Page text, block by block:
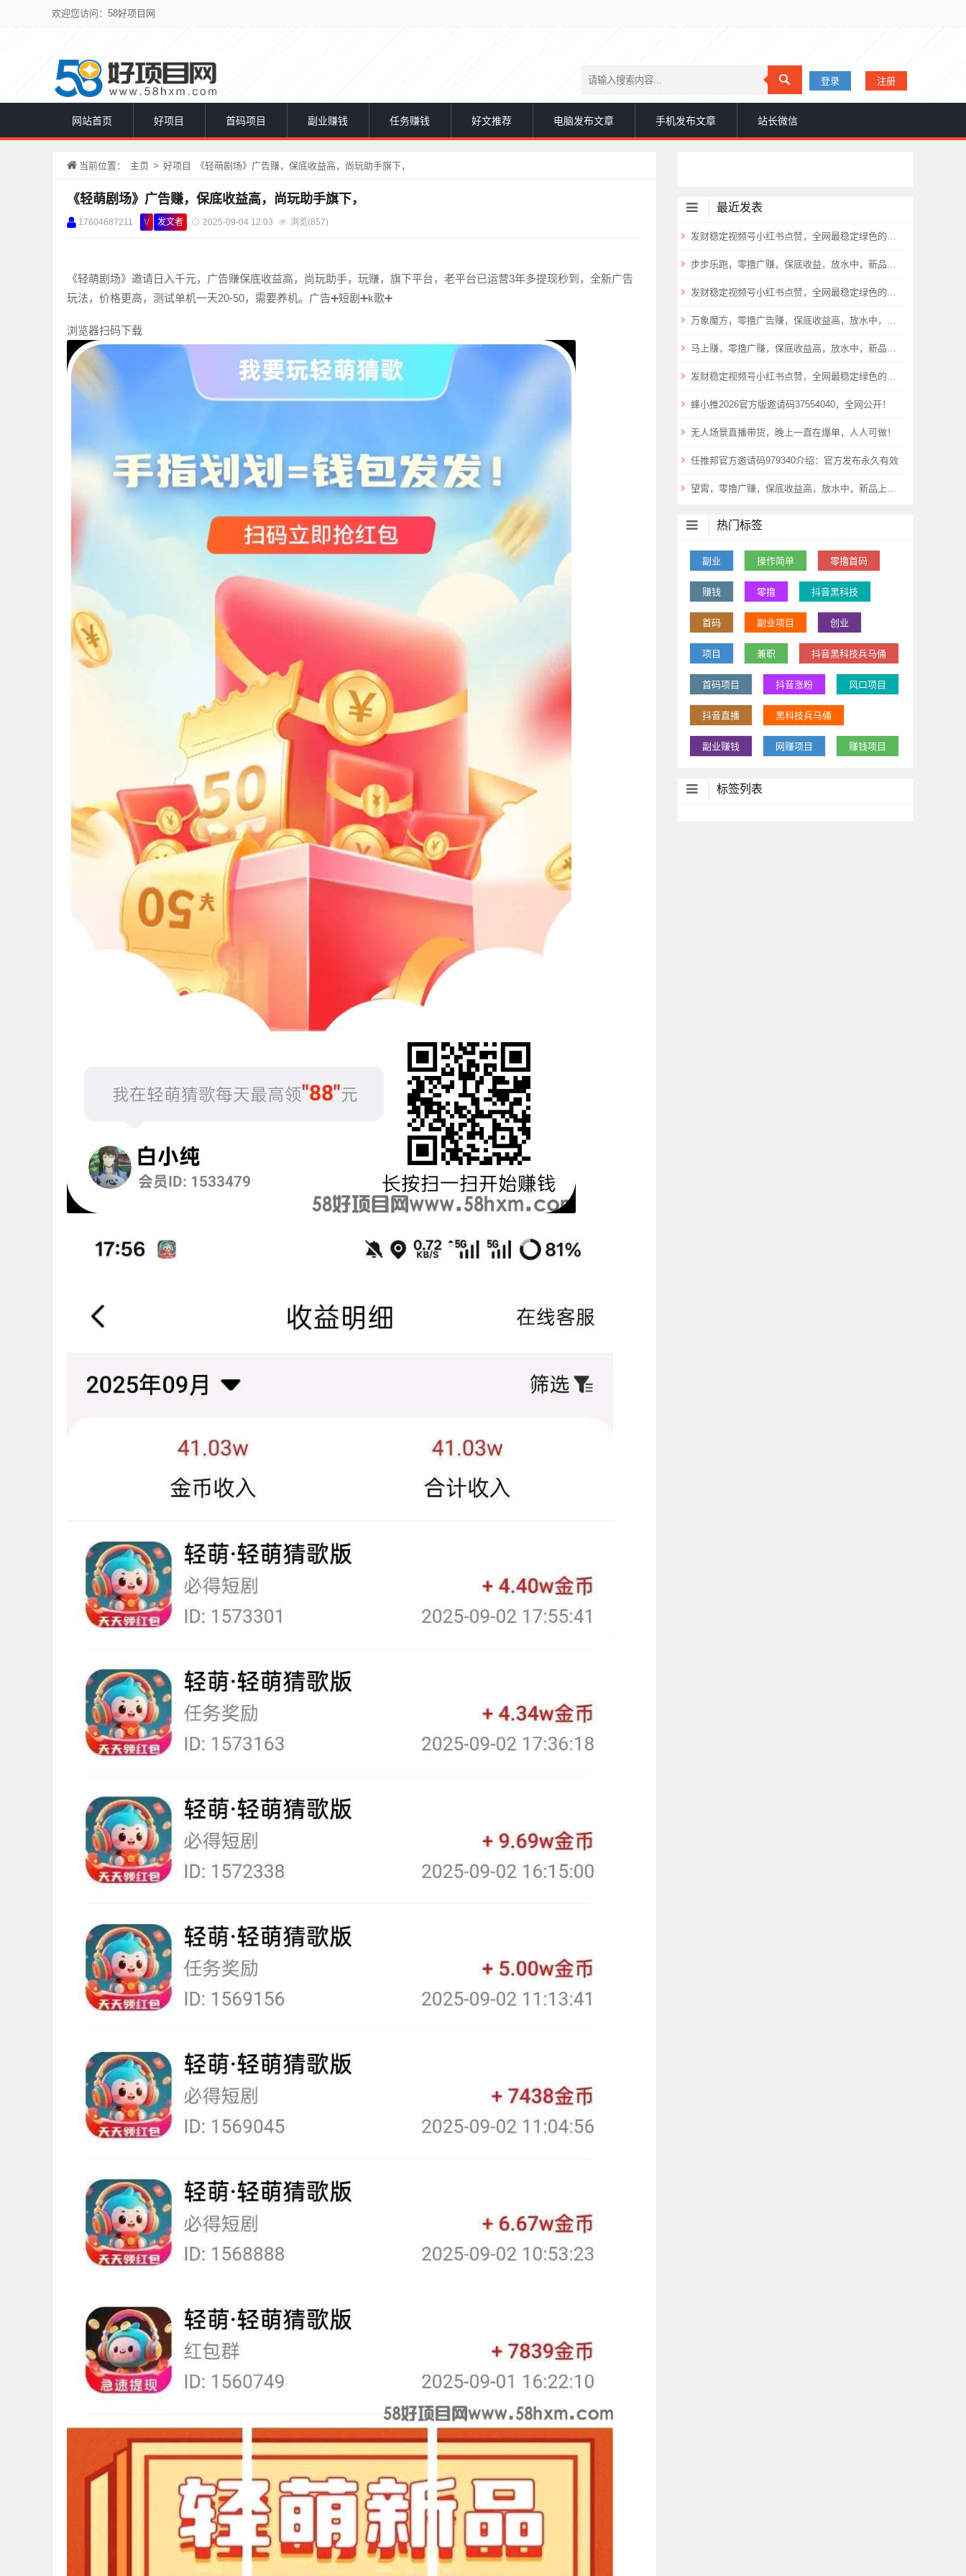
欢迎您访问：58好项目网
登录 注册
网站首页 好项目 首码项目 副业赚钱 任务赚钱 好文推荐 电脑发布文章 手机发布文章 站长微信
当前位置： 主页 > 好项目 《轻萌剧场》广告赚，保底收益高，尚玩助手旗下，
《轻萌剧场》广告赚，保底收益高，尚玩助手旗下，
17604687211 V 发文者 2025-09-04 12:03 浏览(857)
《轻萌剧场》邀请日入千元，广告赚保底收益高，尚玩助手，玩赚，旗下平台，老平台已运营3年多提现秒到，全新广告
玩法，价格更高，测试单机一天20-50，需要养机。广告➕短剧➕k歌➕
浏览器扫码下载
最近发表
发财稳定视频号小红书点赞，全网最稳定绿色的项目，完美状态
步步乐跑，零撸广赚，保底收益，放水中，新品上线，
发财稳定视频号小红书点赞，全网最稳定绿色的项目，价格拉满的哦
万象魔方，零撸广告赚，保底收益高，放水中，新品上线，
马上赚，零撸广赚，保底收益高，放水中，新品上线，
发财稳定视频号小红书点赞，全网最稳定绿色的项目，价格拉满的哦
蜂小推2026官方版邀请码37554040，全网公开！
无人场景直播带货，晚上一直在爆单，人人可做！
任推邦官方邀请码979340介绍：官方发布永久有效
望霄，零撸广赚，保底收益高，放水中，新品上线，
热门标签
副业 操作简单 零撸首码
赚钱 零撸 抖音黑科技
首码 副业项目 创业
项目 兼职 抖音黑科技兵马俑
首码项目 抖音涨粉 风口项目
抖音直播 黑科技兵马俑
副业赚钱 网赚项目 赚钱项目
标签列表